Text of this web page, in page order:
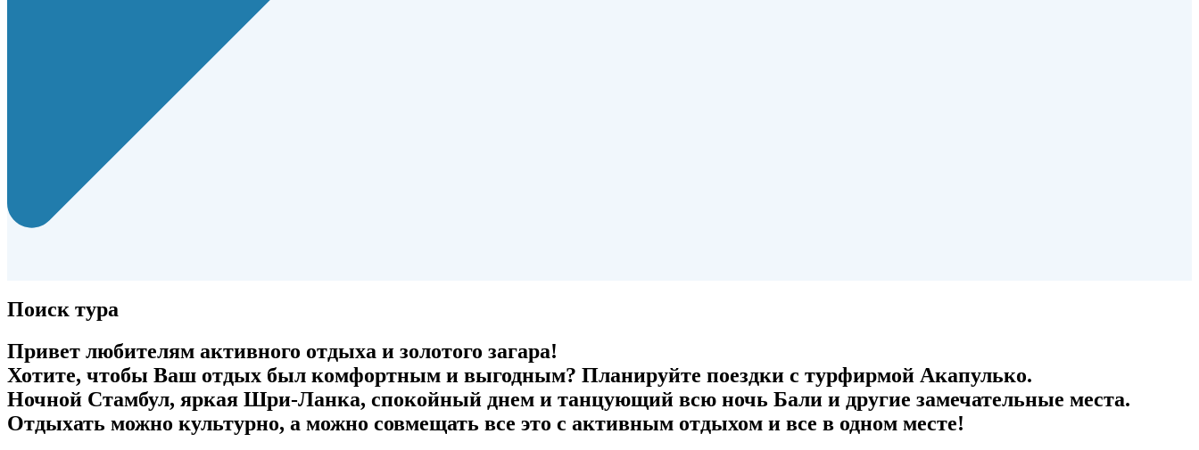
Поиск тура
Привет любителям активного отдыха и золотого загара!
Хотите, чтобы Ваш отдых был комфортным и выгодным? Планируйте поездки с турфирмой Акапулько.
Ночной Стамбул, яркая Шри-Ланка, спокойный днем и танцующий всю ночь Бали и другие замечательные места.
Отдыхать можно культурно, а можно совмещать все это с активным отдыхом и все в одном месте!